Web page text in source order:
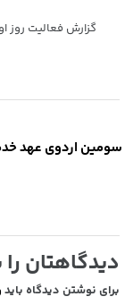
گزارش فعالیت روز
سومین اردوی عهد
دیدگاهتان
برای نوشتن دیدگاه باید